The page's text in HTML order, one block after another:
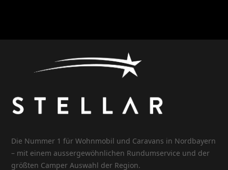
Die Nummer 1 für Wohnmobil und Caravans in Nordbayern
– mit einem aussergewöhnlichen Rundumservice und der
größten Camper Auswahl der Region.